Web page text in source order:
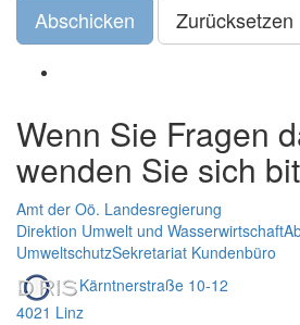
Abschicken
Wenn Sie Fragen
wenden Sie sich
Amt der Oö. Landesregierung
Direktion Umwelt und Wasserwirtschaft
UmweltschutzSekretariat Kundenbüro
Kärntnerstraße 10-12
4021 Linz